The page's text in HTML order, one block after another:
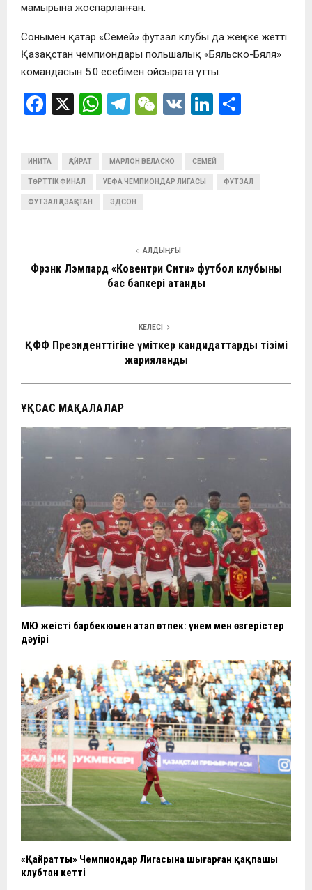
мамырына жоспарланған.
Сонымен қатар «Семей» футзал клубы да жеңіске жетті.
Қазақстан чемпиондары польшалық «Бяльско-Бяля»
командасын 5:0 есебімен ойсырата ұтты.
F
b
o
X
W
s
A
T
gr
a
W
h
at
V
Li
dI
а
ть
ИНИТА ҚАЙРАТ МАРЛОН ВЕЛАСКО СЕМЕЙ
ТӨРТТІК ФИНАЛ УЕФА ЧЕМПИОНДАР ЛИГАСЫ ФУТЗАЛ
ФУТЗАЛ ҚАЗАҚСТАН ЭДСОН
АЛДЫҢҒЫ
Фрэнк Лэмпард «Ковентри Сити» футбол клубының
бас бапкері атанды
КЕЛЕСІ
ҚФФ Президенттігіне үміткер кандидаттардың тізімі
жарияланды
ҰҚСАС МАҚАЛАЛАР
МЮ жеңісті барбекюмен атап өтпек: үнем мен өзгерістер
дәуірі
«Қайратты» Чемпиондар Лигасына шығарған қақпашы
клубтан кетті